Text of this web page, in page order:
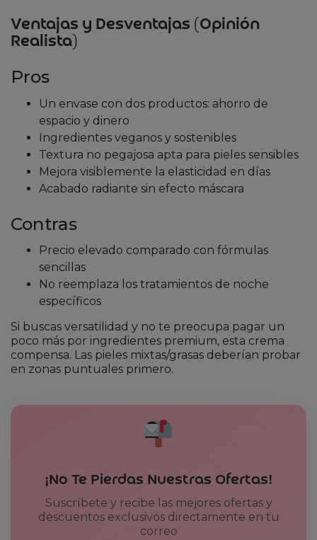
Ventajas y Desventajas (Opinión
Realista)
Pros
Un envase con dos productos: ahorro de
espacio y dinero
Ingredientes veganos y sostenibles
Textura no pegajosa apta para pieles sensibles
Mejora visiblemente la elasticidad en días
Acabado radiante sin efecto máscara
Contras
Precio elevado comparado con fórmulas
sencillas
No reemplaza los tratamientos de noche
específicos
Si buscas versatilidad y no te preocupa pagar un
poco más por ingredientes premium, esta crema
compensa. Las pieles mixtas/grasas deberían probar
en zonas puntuales primero.
¡No Te Pierdas Nuestras Ofertas!
Suscríbete y recibe las mejores ofertas y
descuentos exclusivos directamente en tu
correo